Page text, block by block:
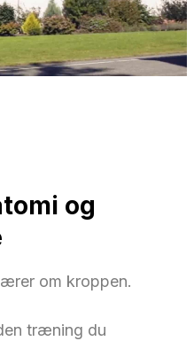
og
om kroppen.
træning du